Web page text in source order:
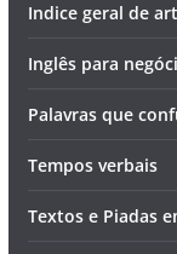
Indice geral de
Inglês para
Palavras que
Tempos verbais
Textos e Piadas